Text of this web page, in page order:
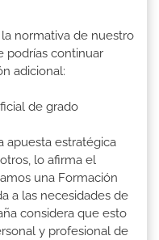
normativa de nuestro
podrías continuar
adicional:
de grado
apuesta estratégica
lo afirma el
una Formación
a las necesidades de
considera que esto
y profesional de